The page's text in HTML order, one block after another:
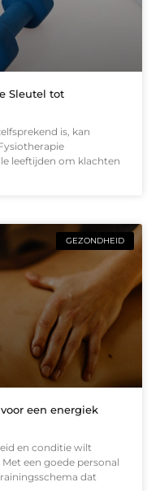
Sleutel tot
is, kan
leeftijden om klachten
GEZONDHEID
een energiek
en conditie wilt
een goede personal
dat